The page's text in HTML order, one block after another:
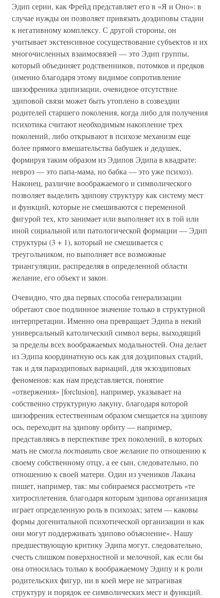
Эдип серии, как Фрейд представляет его в «Я и Оно»: в
случае нужды он позволяет привязать доэдиповы стадии
к негативному комплексу. С другой стороны, он
учитывает экстенсивное сосуществование субъектов и их
многочисленных взаимосвязей — это Эдип группы,
который объединяет родственников, потомков и предков
(именно благодаря этому видимое сопротивление
шизофреника эдипизации, очевидное отсутствие
эдиповой связи может быть утоплено в созвездии
родителей старшего поколения, когда либо для получения
психотика считают необходимым накопление трех
поколений, либо открывают в психозе механизм еще
более прямого вмешательства бабушек и дедушек,
формируя таким образом из Эдипов Эдипа в квадрате:
невроз — это папа-мама, но бабка — это уже психоз).
Наконец, различие воображаемого и символического
позволяет выделить эдипову структуру как систему мест
и функций, которые не смешиваются с переменной
фигурой тех, кто занимает или выполняет их в той или
иной социальной или патологической формации — Эдип
структуры (3 + 1), который не смешивается с
треугольником, но выполняет все возможные
триангуляции, распределяя в определенной области
желание, его объект и закон.
Очевидно, что два первых способа генерализации
обретают свое подлинное значение только в структурной
интерпретации. Именно она превращает Эдипа в некий
универсальный католический символ веры, выходящий
за пределы всех воображаемых модальностей. Она делает
из Эдипа координатную ось как для доэдиповых стадий,
так и для параэдиповых вариаций, для экзоэдиповых
феноменов: как нам представляется, понятие
«отвержения» [forclusion], например, указывает на
собственно структурную лакуну, благодаря которой
шизофреник естественным образом смещается на эдипову
ось, переходит на эдипову орбиту — например,
представляясь в перспективе трех поколений, в которых
мать не смогла поставитьсвое желание по отношению к
своему собственному отцу, а ее сын, следовательно, по
отношению к своей матери. Один из учеников Лакана
пишет, например, так: мы собираемся рассмотреть «те
хитросплетения, благодаря которым эдипова организация
играет определенную роль в психозах; затем — каковы
формы догенитальной психотической организации и как
они могут поддерживать эдипово объяснение». Нашу
предшествующую критику Эдипа могут, следовательно,
счесть слишком поверхностной и мелочной, как если бы
она относилась только к воображаемому Эдипу и к роли
родительских фигур, ни в коей мере не затрагивая
структуру и порядок ее символических мест и функций.